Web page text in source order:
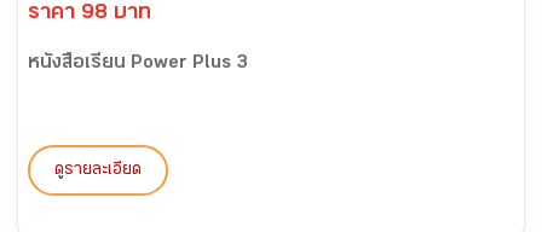
ราคา 98 บาท
หนังสือเรียน Power Plus 3
ดูรายละเอียด